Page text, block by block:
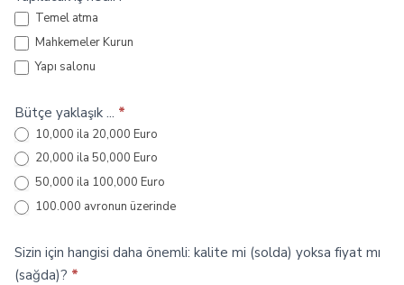
Temel atma
Mahkemeler Kurun
Yapı salonu
Bütçe yaklaşık ... *
10,000 ila 20,000 Euro
20,000 ila 50,000 Euro
50,000 ila 100,000 Euro
100.000 avronun üzerinde
Sizin için hangisi daha önemli: kalite mi (solda) yoksa fiyat mı
(sağda)? *